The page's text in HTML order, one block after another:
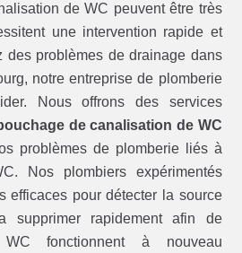
de WC peuvent être très
une intervention rapide et
des problèmes de drainage dans
notre entreprise de plomberie
Nous offrons des services
de canalisation de WC
problèmes de plomberie liés à
Nos plombiers expérimentés
efficaces pour détecter la source
supprimer rapidement afin de
fonctionnent à nouveau